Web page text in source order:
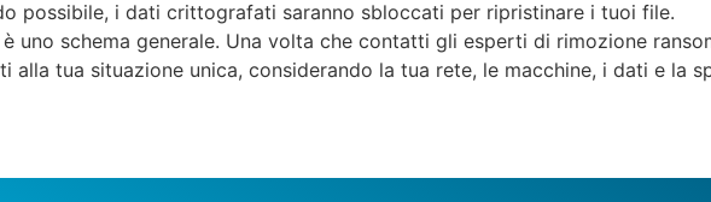
possibile, i dati crittografati saranno sbloccati per ripristinare i tuoi file.
uno schema generale. Una volta che contatti gli esperti di rimozione
alla tua situazione unica, considerando la tua rete, le macchine, i dati e la